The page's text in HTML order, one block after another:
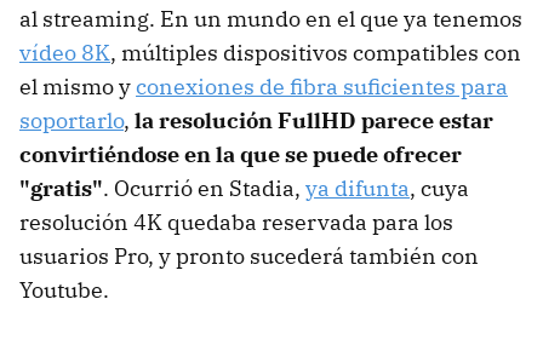
al streaming. En un mundo en el que ya tenemos
vídeo 8K, múltiples dispositivos compatibles con
el mismo yconexiones de fibra suficientes para
soportarlo, la resolución FullHD parece estar
convirtiéndose en la que se puede ofrecer
"gratis". Ocurrió en Stadia, ya difunta, cuya
resolución 4K quedaba reservada para los
usuarios Pro, y pronto sucederá también con
Youtube.